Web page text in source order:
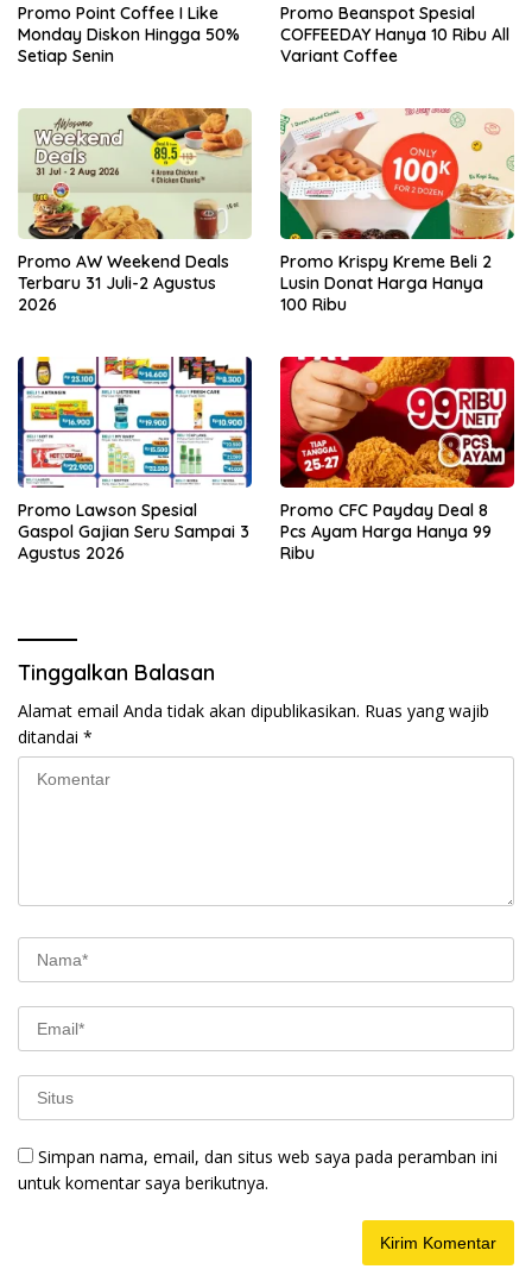
Promo Point Coffee I Like
Monday Diskon Hingga 50%
Setiap Senin
Promo Beanspot Spesial
COFFEEDAY Hanya 10 Ribu All
Variant Coffee
Promo AW Weekend Deals
Terbaru 31 Juli-2 Agustus
2026
Promo Krispy Kreme Beli 2
Lusin Donat Harga Hanya
100 Ribu
Promo Lawson Spesial
Gaspol Gajian Seru Sampai 3
Agustus 2026
Promo CFC Payday Deal 8
Pcs Ayam Harga Hanya 99
Ribu
Tinggalkan Balasan
Alamat email Anda tidak akan dipublikasikan. Ruas yang wajib
ditandai *
Simpan nama, email, dan situs web saya pada peramban ini
untuk komentar saya berikutnya.